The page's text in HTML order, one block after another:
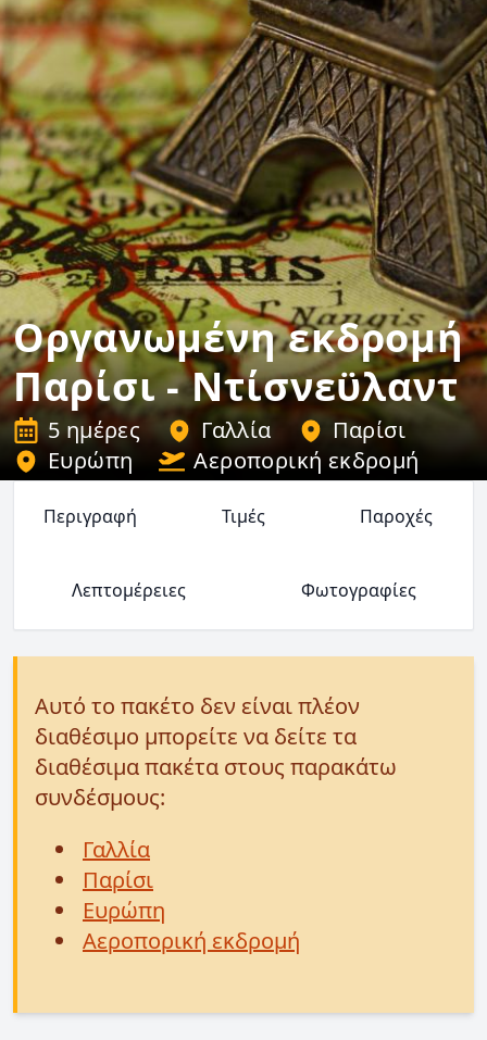
Οργανωμένη εκδρομή
Παρίσι - Ντίσνεϋλαντ
5 ημέρες Γαλλία
Παρίσι
Ευρώπη
Αεροπορική εκδρομή
Περιγραφή Τιμές Παροχές
Λεπτομέρειες Φωτογραφίες
Αυτό το πακέτο δεν είναι πλέον
διαθέσιμο μπορείτε να δείτε τα
διαθέσιμα πακέτα στους παρακάτω
συνδέσμους:
Γαλλία
Παρίσι
Ευρώπη
Αεροπορική εκδρομή